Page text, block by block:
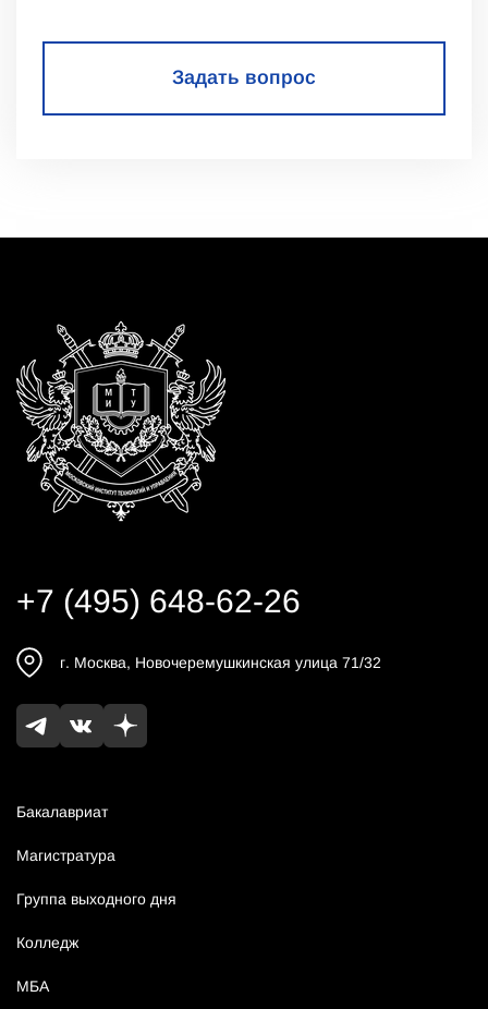
Задать вопрос
Бакалавриат
Магистратура
Группа выходного дня
Колледж
МБА
+7 (495) 648-62-26
г. Москва, Новочеремушкинская улица 71/32